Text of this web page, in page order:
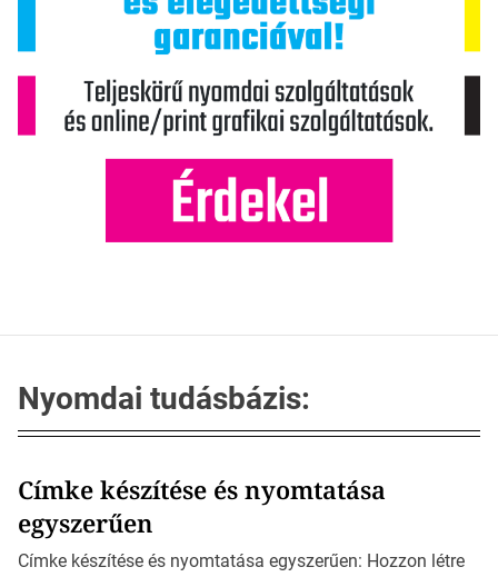
Nyomdai tudásbázis:
Címke készítése és nyomtatása
egyszerűen
Címke készítése és nyomtatása egyszerűen: Hozzon létre